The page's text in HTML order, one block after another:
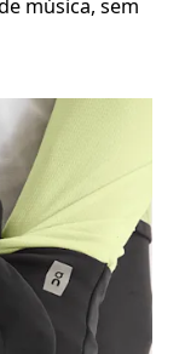
música, sem